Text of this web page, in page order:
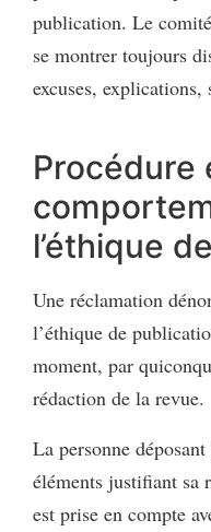
publication. Le
se montrer toujours
excuses, explications,
Procédure
l’éthique
Une réclamation
l’éthique de
moment, par
rédaction de la revue.
La personne
éléments justifiant sa
est prise en compte